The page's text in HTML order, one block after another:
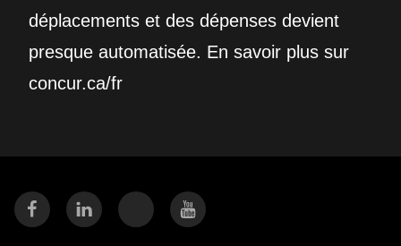
déplacements et des dépenses devient
presque automatisée. En savoir plus sur
concur.ca/fr